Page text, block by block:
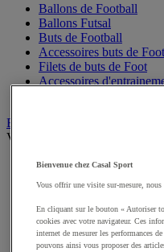
Ballons de Football
Ballons Futsal
Buts de Football
Accessoires buts de Foot
Filets de buts de Foot
Accessoires
Basketball
Voir tous les produits
Ballons de Basket
Accessoires
Filets, cercles de Basket
Panneaux de Basket
Accessoires terrain de
Paniers de Basket, buts
Bienvenue chez Casal Sport
Vous offrir une visite sur-mesure,
En cliquant sur le bouton « Autoriser
cookies avec votre navigateur. Ces
internet de mesurer les performances
pouvons ainsi vous proposer des